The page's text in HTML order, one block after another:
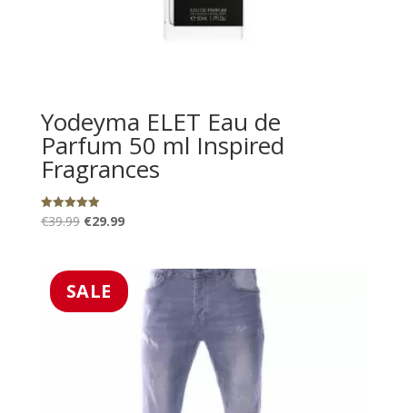
Yodeyma ELET Eau de
Parfum 50 ml Inspired
Fragrances
Gewaardeerd
5.00
€39.99 Oorspronkelijke
€39.99.
€29.99Huidige
€29.99.
SALE